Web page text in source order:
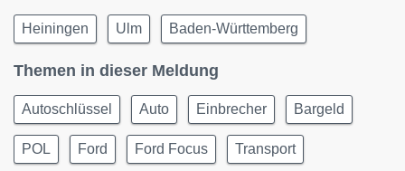
Heiningen Ulm Baden-Württemberg
Themen in dieser Meldung
Autoschlüssel Auto Einbrecher Bargeld
POL Ford Ford Focus Transport